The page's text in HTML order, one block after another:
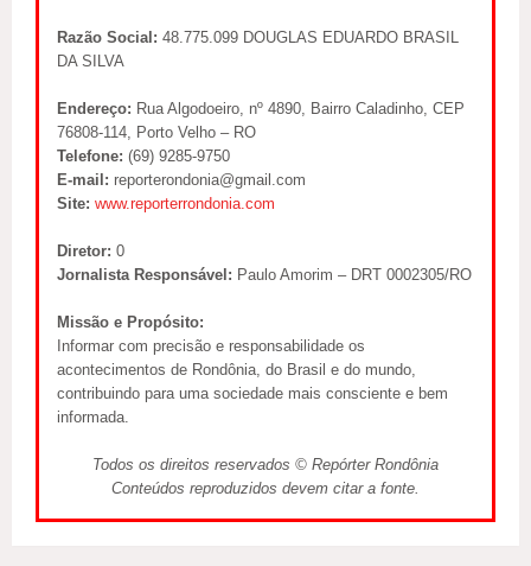
Razão Social: 48.775.099 DOUGLAS EDUARDO BRASIL
DA SILVA
Endereço: Rua Algodoeiro, nº 4890, Bairro Caladinho, CEP
76808-114, Porto Velho – RO
Telefone: (69) 9285-9750
E-mail: reporterondonia@gmail.com
Site: www.reporterrondonia.com
Diretor: 0
Jornalista Responsável: Paulo Amorim – DRT 0002305/RO
Missão e Propósito:
Informar com precisão e responsabilidade os
acontecimentos de Rondônia, do Brasil e do mundo,
contribuindo para uma sociedade mais consciente e bem
informada.
Todos os direitos reservados © Repórter Rondônia
Conteúdos reproduzidos devem citar a fonte.